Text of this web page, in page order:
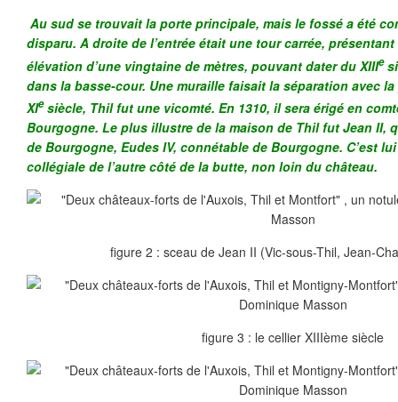
Au sud se trouvait la porte principale, mais le fossé a été
disparu. A droite de l’entrée était une tour carrée,
élévation d’une vingtaine de mètres, pouvant dater du XIIIe
dans la basse-cour. Une muraille faisait la séparation avec
XIesiècle, Thil fut une vicomté. En 1310, il sera érigé en
Bourgogne. Le plus illustre de la maison de Thil fut Jean II,
de Bourgogne, Eudes IV, connétable de Bourgogne. C’est
collégiale de l’autre côté de la butte, non loin du château.
figure 2 : sceau de Jean II (Vic-sous-Thil, Jean-
figure 3 : le cellier XIIIème siècle